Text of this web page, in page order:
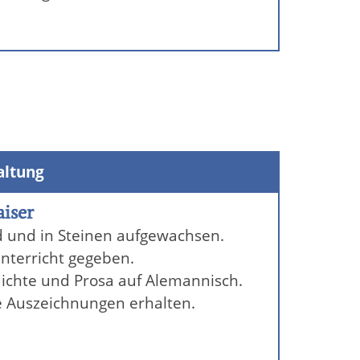
in Steinen aufgewachsen.
gegeben.
und Prosa auf Alemannisch.
erhalten.